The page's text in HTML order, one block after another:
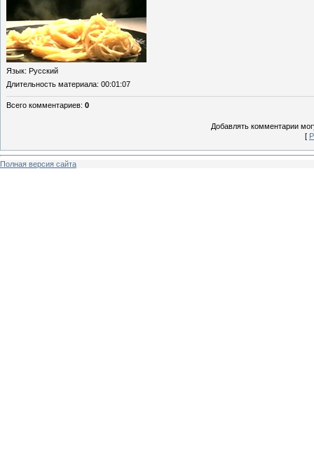
Язык: Русский
Длительность материала: 00:01:07
Всего комментариев: 0
Добавлять комментарии
[
Полная версия сайта